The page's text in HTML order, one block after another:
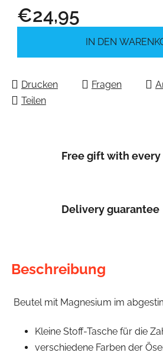
€24,95
IN DEN
Drucken Fragen
Teilen
Free gift with
Delivery guarantee
Beschreibung
Beutel mit Magnesium im
Kleine Stoff-Tasche für die
verschiedene Farben der